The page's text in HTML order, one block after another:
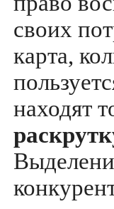
своих
карта,
находят